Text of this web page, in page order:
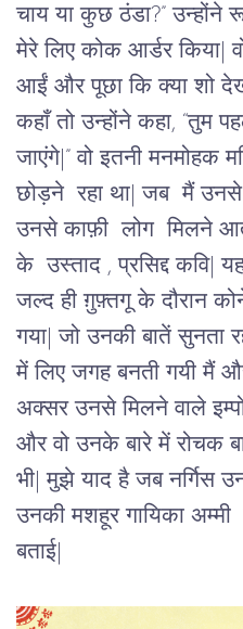
चाय या कुछ ठंडा?” उन्होंने
मेरे लिए कोक आर्डर
आईं और पूछा कि क्या शो
कहाँ तो उन्होंने कहा, “तुम
जाएंगे|” वो इतनी मनमोहक
छोड़ने रहा था| जब मैं
उनसे काफ़ी लोग मिलने
के उस्ताद , प्रसिद्द कवि|
जल्द ही ग़ुफ़्तगू के दौरान
गया| जो उनकी बातें
में लिए जगह बनती गयी मैं
अक्सर उनसे मिलने वाले
और वो उनके बारे में रोचक
भी| मुझे याद है जब नर्गिस
उनकी मशहूर गायिका अम्मी
बताई|